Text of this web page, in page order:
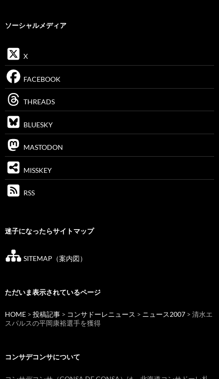
ソーシャルメディア
X
FACEBOOK
THREADS
BLUESKY
MASTODON
MISSKEY
RSS
迷子になったらサイトマップ
SITEMAP（案内図）
ただいま表示されているページ
HOME > 投稿記事 > コンサドーレニュース > ニュース2007 > 清水エ
スパルスの平岡康裕選手を獲得
コンサデコンサについて